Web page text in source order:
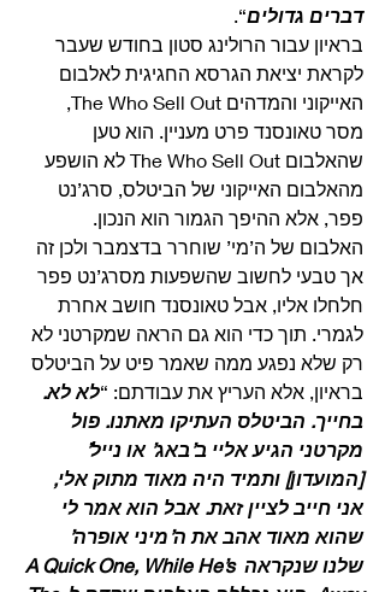
דברים גדולים“.
בראיון עבור הרולינג סטון בחודש שעבר
לקראת יציאת הגרסא החגיגית לאלבום
האייקוני והמדהים The Who Sell Out,
מסר טאונסנד פרט מעניין. הוא טען
שהאלבום The Who Sell Out לא הושפע
מהאלבום האייקוני של הביטלס, סרג’נט
פפר, אלא ההיפך הגמור הוא הנכון.
האלבום של ה’מי’ שוחרר בדצמבר ולכן זה
אך טבעי לחשוב שהשפעות מסרג’נט פפר
חלחלו אליו, אבל טאונסנד חושב אחרת
לגמרי. תוך כדי הוא גם הראה שמקרטני לא
רק שלא נפגע ממה שאמר פיט על הביטלס
בראיון, אלא העריץ את עבודתם: “לא לא.
בחייך. הביטלס העתיקו מאתנו. פול
מקרטני הגיע אליי ב’באג’ או נייל’
[המועדון] ותמיד היה מאוד מתוק אלי,
אני חייב לציין זאת. אבל הוא אמר לי
שהוא מאוד אהב את ה’מיני אופרה’
שלנו שנקראה A Quick One, While He’s